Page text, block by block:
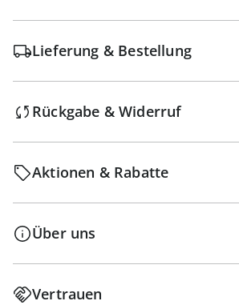
Lieferung & Bestellung
Rückgabe & Widerruf
Aktionen & Rabatte
Über uns
Vertrauen